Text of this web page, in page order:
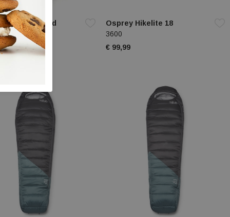
Poco LT Child
Osprey Hikelite 18
3600
€ 99,99